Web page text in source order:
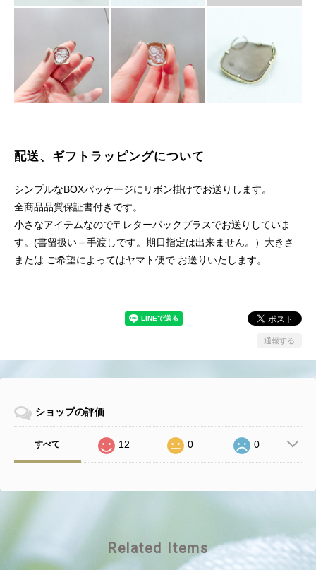
配送、ギフトラッピングについて
シンプルなBOXパッケージにリボン掛けでお送りします。
全商品品質保証書付きです。
小さなアイテムなので〒レターパックプラスでお送りしていま
す。(書留扱い＝手渡しです。期日指定は出来ません。）大きさ
または ご希望によってはヤマト便で お送りいたします。
通報する
ショップの評価
すべて 12 0 0
Related Items